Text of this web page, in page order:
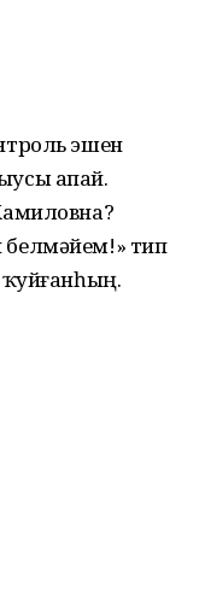
эшен
апай.
белмәйем!» тип